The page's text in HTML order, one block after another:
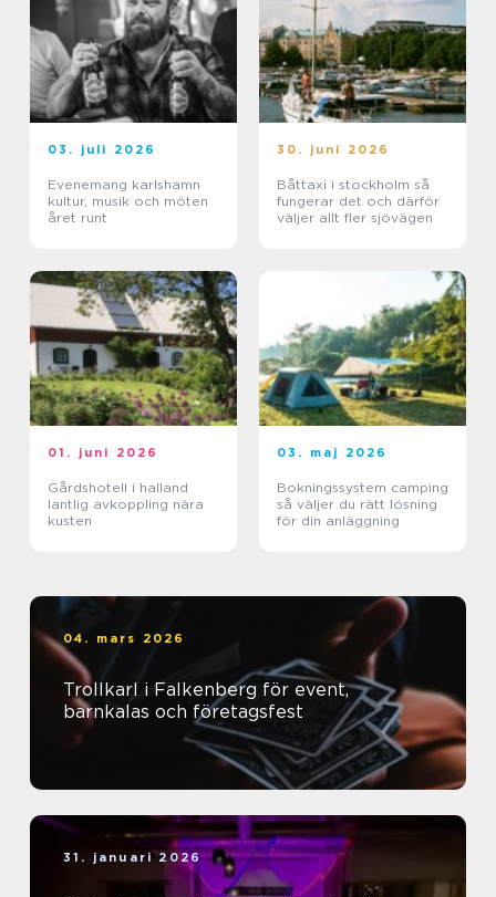
03. juli 2026
Evenemang karlshamn
kultur, musik och möten
året runt
30. juni 2026
Båttaxi i stockholm så
fungerar det och därför
väljer allt fler sjövägen
01. juni 2026
Gårdshotell i halland
lantlig avkoppling nära
kusten
03. maj 2026
Bokningssystem camping
så väljer du rätt lösning
för din anläggning
04. mars 2026
Trollkarl i Falkenberg för event,
barnkalas och företagsfest
31. januari 2026